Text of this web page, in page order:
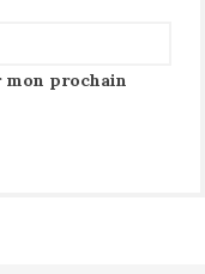
mon prochain